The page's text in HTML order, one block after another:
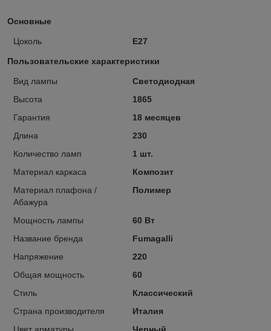
Основные
Цоколь E27
Пользовательские характеристики
Вид лампы
Светодиодная
Высота
1865
Гарантия
18 месяцев
Длина
230
Количество ламп
1 шт.
Материал каркаса
Композит
Материал плафона /
Абажура
Полимер
Мощность лампы
60 Вт
Название бренда
Fumagalli
Напряжение
220
Общая мощность
60
Стиль
Классический
Страна производителя
Италия
Цвет арматуры
Черный